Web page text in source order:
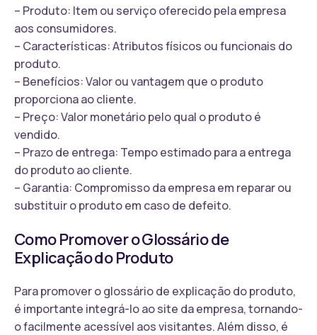
– Produto: Item ou serviço oferecido pela empresa
aos consumidores.
– Características: Atributos físicos ou funcionais do
produto.
– Benefícios: Valor ou vantagem que o produto
proporciona ao cliente.
– Preço: Valor monetário pelo qual o produto é
vendido.
– Prazo de entrega: Tempo estimado para a entrega
do produto ao cliente.
– Garantia: Compromisso da empresa em reparar ou
substituir o produto em caso de defeito.
Como Promover o Glossário de
Explicação do Produto
Para promover o glossário de explicação do produto,
é importante integrá-lo ao site da empresa, tornando-
o facilmente acessível aos visitantes. Além disso, é